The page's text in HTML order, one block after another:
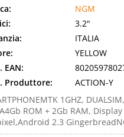
NGM
3.2"
ITALIA
YELLOW
EAN:
Produttore:
ACTION-Y
1GHZ,
ROM + 2Gb RAM,
2.3